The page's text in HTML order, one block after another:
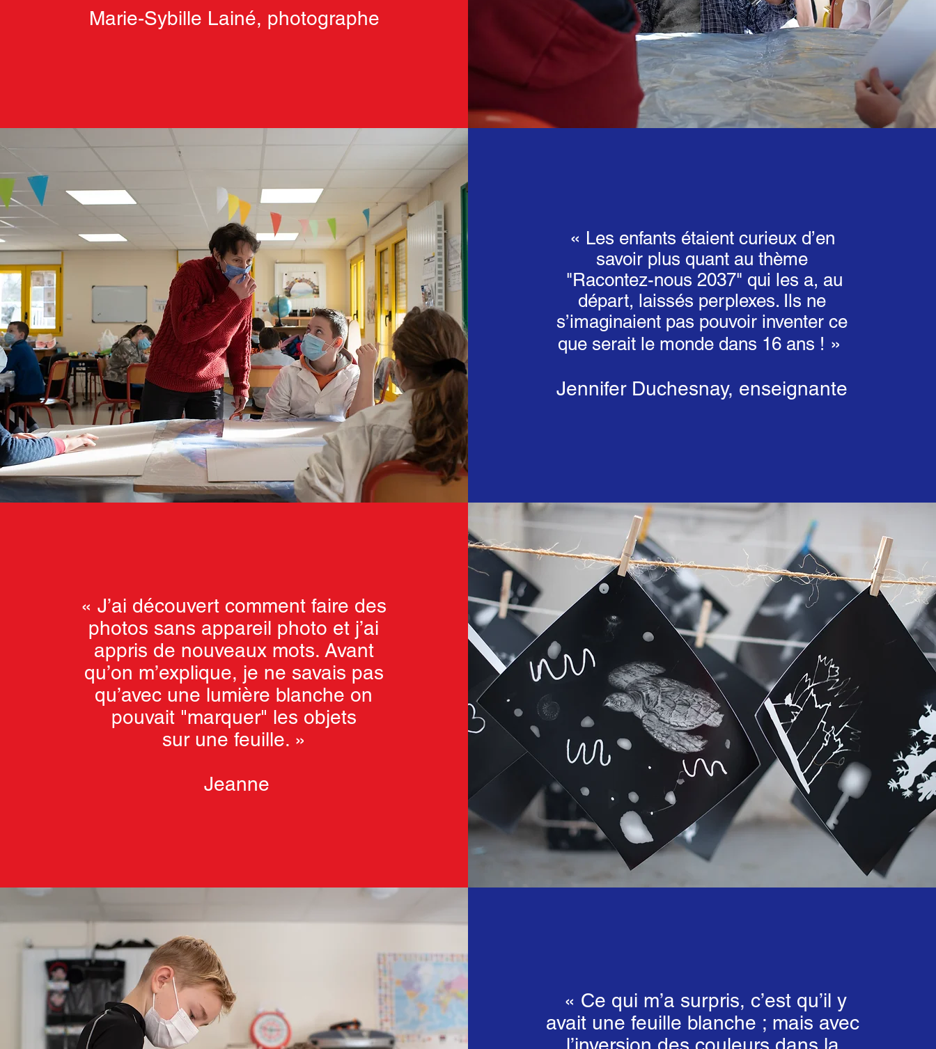
Marie-Sybille Lainé, photographe
« Les enfants étaient curieux d’en
savoir plus quant au thème
"Racontez-nous 2037" qui les a, au
départ, laissés perplexes. Ils ne
s’imaginaient pas pouvoir inventer ce
que serait le monde dans 16 ans ! »
Jennifer Duchesnay, enseignante
« J’ai découvert comment faire des
photos sans appareil photo et j’ai
appris de nouveaux mots. Avant
qu’on m’explique, je ne savais pas
qu’avec une lumière blanche on
pouvait "marquer" les objets
sur une feuille. »
Jeanne
« Ce qui m’a surpris, c’est qu’il y
avait une feuille blanche ; mais avec